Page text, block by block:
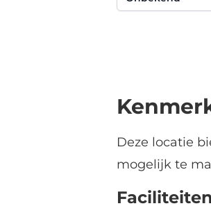
Deze locatie
mogelijk te
Faciliteiten